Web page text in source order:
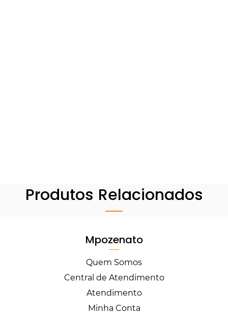
Produtos Relacionados
Mpozenato
Quem Somos
Central de Atendimento
Atendimento
Minha Conta